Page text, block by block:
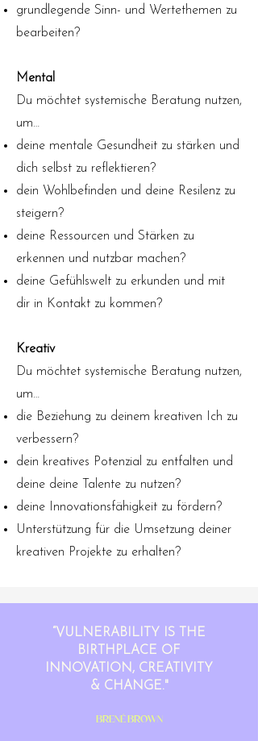
grundlegende Sinn- und Wertethemen zu
bearbeiten?
Mental
Du möchtet systemische Beratung nutzen,
um…
deine mentale Gesundheit zu stärken und
dich selbst zu reflektieren?
dein Wohlbefinden und deine Resilenz zu
steigern?
deine Ressourcen und Stärken zu
erkennen und nutzbar machen?
deine Gefühlswelt zu erkunden und mit
dir in Kontakt zu kommen?
Kreativ
Du möchtet systemische Beratung nutzen,
um…
die Beziehung zu deinem kreativen Ich zu
verbessern?
dein kreatives Potenzial zu entfalten und
deine deine Talente zu nutzen?
deine Innovationsfähigkeit zu fördern?
Unterstützung für die Umsetzung deiner
kreativen Projekte zu erhalten?
“VULNERABILITY IS THE
BIRTHPLACE OF
INNOVATION, CREATIVITY
& CHANGE."
BrenÉ Brown